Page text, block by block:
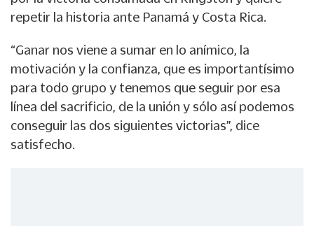
repetir la historia ante Panamá y Costa Rica.
“Ganar nos viene a sumar en lo anímico, la
motivación y la confianza, que es importantísimo
para todo grupo y tenemos que seguir por esa
línea del sacrificio, de la unión y sólo así podemos
conseguir las dos siguientes victorias”, dice
satisfecho.